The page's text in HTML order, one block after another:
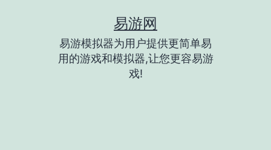
易游网
易游模拟器为用户提供更简单易
用的游戏和模拟器,让您更容易游
戏!